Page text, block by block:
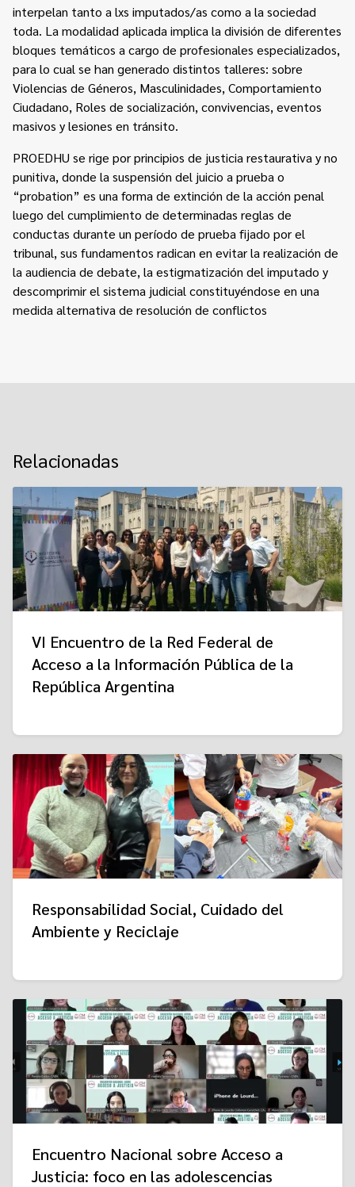
interpelan tanto a lxs imputados/as como a la sociedad
toda. La modalidad aplicada implica la división de diferentes
bloques temáticos a cargo de profesionales especializados,
para lo cual se han generado distintos talleres: sobre
Violencias de Géneros, Masculinidades, Comportamiento
Ciudadano, Roles de socialización, convivencias, eventos
masivos y lesiones en tránsito.
PROEDHU se rige por principios de justicia restaurativa y no
punitiva, donde la suspensión del juicio a prueba o
“probation” es una forma de extinción de la acción penal
luego del cumplimiento de determinadas reglas de
conductas durante un período de prueba fijado por el
tribunal, sus fundamentos radican en evitar la realización de
la audiencia de debate, la estigmatización del imputado y
descomprimir el sistema judicial constituyéndose en una
medida alternativa de resolución de conflictos
Relacionadas
VI Encuentro de la Red Federal de
Acceso a la Información Pública de la
República Argentina
Responsabilidad Social, Cuidado del
Ambiente y Reciclaje
Encuentro Nacional sobre Acceso a
Justicia: foco en las adolescencias